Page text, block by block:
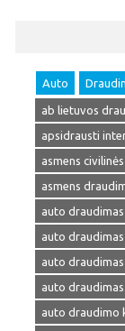
Auto
ab lietuvos
apsidrausti
asmens
asmens
auto
auto
auto
auto
auto draudimo